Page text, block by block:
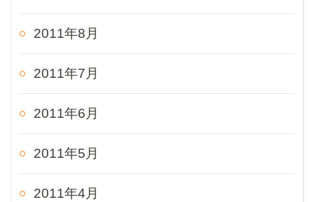
2011年8月
2011年7月
2011年6月
2011年5月
2011年4月